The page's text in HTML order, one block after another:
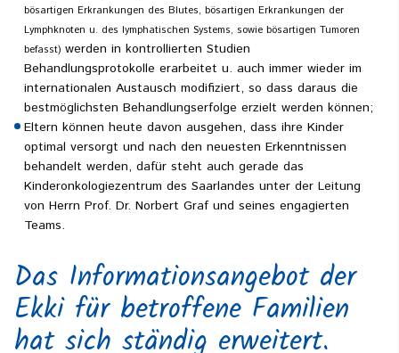
bösartigen Erkrankungen des Blutes, bösartigen Erkrankungen der
Lymphknoten u. des lymphatischen Systems, sowie bösartigen Tumoren
befasst)werden in kontrollierten Studien
Behandlungsprotokolle erarbeitet u. auch immer wieder im
internationalen Austausch modifiziert, so dass daraus die
bestmöglichsten Behandlungserfolge erzielt werden können;
Eltern können heute davon ausgehen, dass ihre Kinder
optimal versorgt und nach den neuesten Erkenntnissen
behandelt werden, dafür steht auch gerade das
Kinderonkologiezentrum des Saarlandes unter der Leitung
von Herrn Prof. Dr. Norbert Graf und seines engagierten
Teams.
Das Informationsangebot der
Ekki für betroffene Familien
hat sich ständig erweitert.